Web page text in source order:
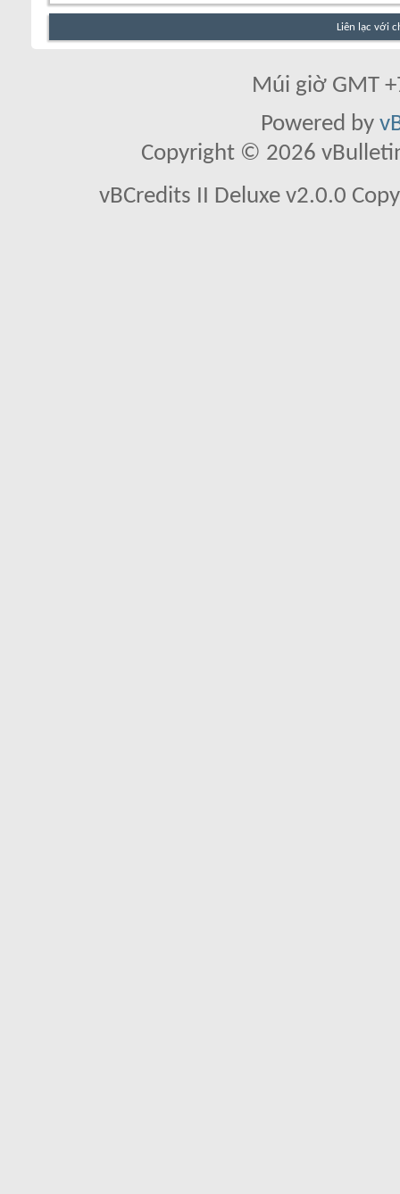
Liên lạc với
Múi giờ GMT
Powered by
Copyright © 2026
vBCredits II Deluxe v2.0.0